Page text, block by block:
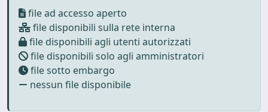
file ad accesso aperto
file disponibili sulla rete interna
file disponibili agli utenti autorizzati
file disponibili solo agli amministratori
file sotto embargo
nessun file disponibile